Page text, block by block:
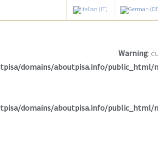
Warning:
domains/aboutpisa.info/public_html/
domains/aboutpisa.info/public_html/